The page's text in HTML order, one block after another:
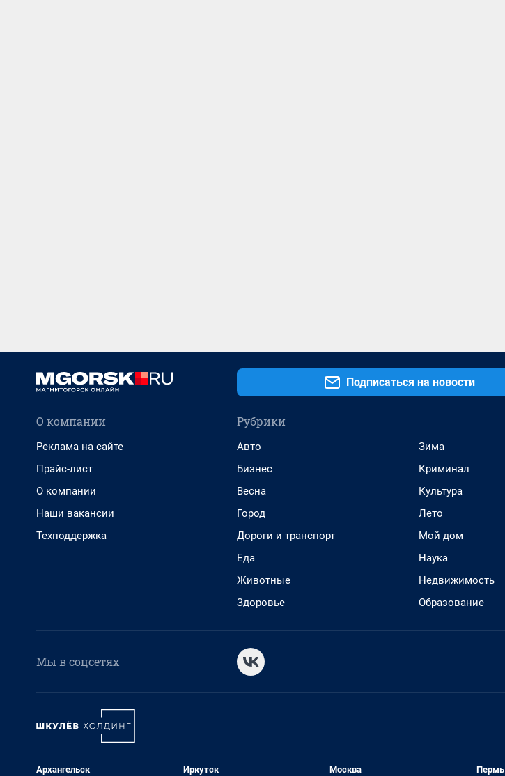
Подписаться на новости
О компании
Реклама на сайте
Прайс-лист
О компании
Наши вакансии
Техподдержка
Рубрики
Авто
Бизнес
Весна
Город
Дороги и транспорт
Еда
Животные
Здоровье
Зима
Криминал
Культура
Лето
Мой дом
Наука
Недвижимость
Образование
Мы в соцсетях
Архангельск Иркутск Москва Пермь